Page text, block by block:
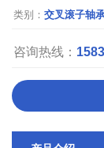
类别： 交叉滚子轴
咨询热线：